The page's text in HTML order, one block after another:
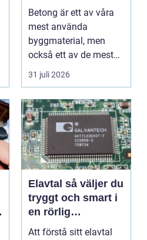
för grund, golv
och utemiljö
Betong är ett av våra
mest använda
byggmaterial, men
också ett av de mest
missförstådda. Många
tänke...
31 juli 2026
Elavtal så väljer du
tryggt och smart i
en rörlig
elmarknad
Att förstå sitt elavtal